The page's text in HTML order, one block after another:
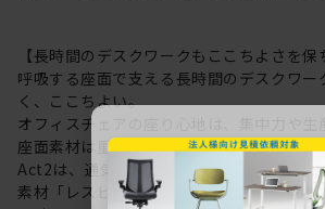
【長時間のデスクワークもここちよさを保
呼吸する座面で支える長時間のデスクワー
く、ここちよい。
オフィスチェアの座り心地は、集中力や生
座面素材は重要なポイントに。
Act2は、通気性にすぐれた “呼吸する座面
素材「レスピテック」を採用。